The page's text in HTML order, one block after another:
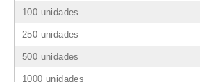
100 unidades
250 unidades
500 unidades
1000 unidades